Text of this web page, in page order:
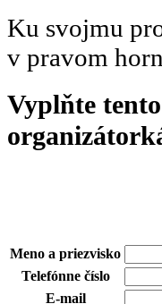
Ku svojmu
v pravom
Vyplňte
Meno a priezvisko
Telefónne číslo
E-mail